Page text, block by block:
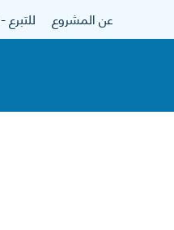
عن المشروع للتبرع - donate